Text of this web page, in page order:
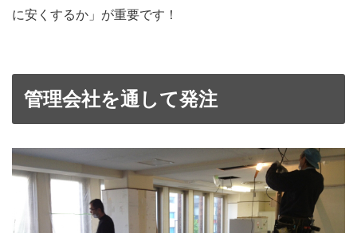
に安くするか」が重要です！
管理会社を通して発注